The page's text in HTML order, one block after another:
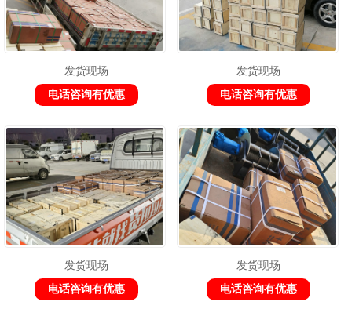
发货现场
电话咨询有优惠
发货现场
电话咨询有优惠
发货现场
电话咨询有优惠
发货现场
电话咨询有优惠